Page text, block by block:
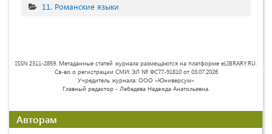
11. Романские языки
ISSN 2311-2859. Метаданные статей журнала размещаются на платформе eLIBRARY.RU.
Св-во о регистрации СМИ: ЭЛ № ФС77-91810 от 03.07.2026
Учредитель журнала: ООО «Юниверсум»
Главный редактор - Лебедева Надежда Анатольевна.
Авторам